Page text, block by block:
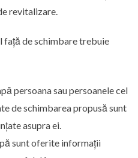
revitalizare.
față de schimbare trebuie
persoana sau persoanele cel
de schimbarea propusă sunt
asupra ei.
sunt oferite informații